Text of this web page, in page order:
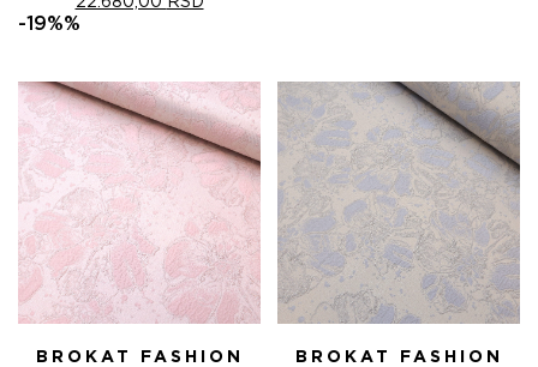
ЦЕНА
28.000,00 RSD.
-19%%
BROKAT FASHION
BROKAT FASHION